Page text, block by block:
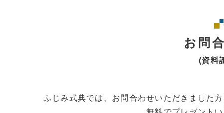
お問
(資料
ふじみ式典では、お問合わせいただきました